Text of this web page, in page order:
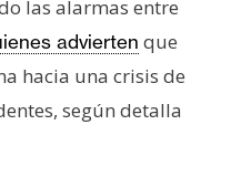
las alarmas entre
advierten que
hacia una crisis de
según detalla